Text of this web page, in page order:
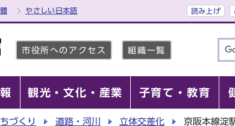
やさしい日本語 読み上げ
市役所へのアクセス 組織一覧
観光・文化・産業 子育て・教育
づくり 道路・河川 立体交差化 京阪本線淀